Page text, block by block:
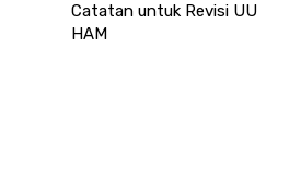
Catatan untuk Revisi UU
HAM